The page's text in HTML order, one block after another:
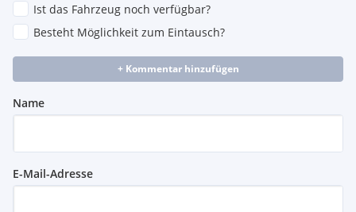
Ist das Fahrzeug noch verfügbar?
Besteht Möglichkeit zum Eintausch?
+ Kommentar hinzufügen
Name
E-Mail-Adresse